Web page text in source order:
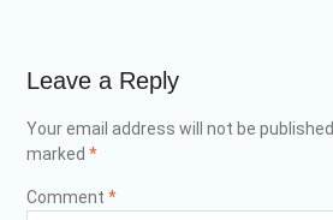
HARKITNAS KE-117
PENYERAHAN PIALA AiSO
Leave a Reply
Your email address will not be published.
marked *
Comment *